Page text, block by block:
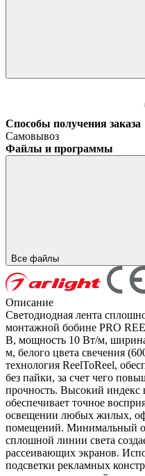
Способы получения заказа
Самовывоз
Файлы и программы
Все файлы
Описание
Светодиодная лента
монтажной бобине PRO
В, мощность 10 Вт/м,
м, белого цвета свечения
технология ReelToReel,
без пайки, за счет чего
прочность. Высокий индекс
обеспечивает точное
освещении любых жилых,
помещений. Минимальный
сплошной линии света
рассеивающих экранов.
подсветки рекламных